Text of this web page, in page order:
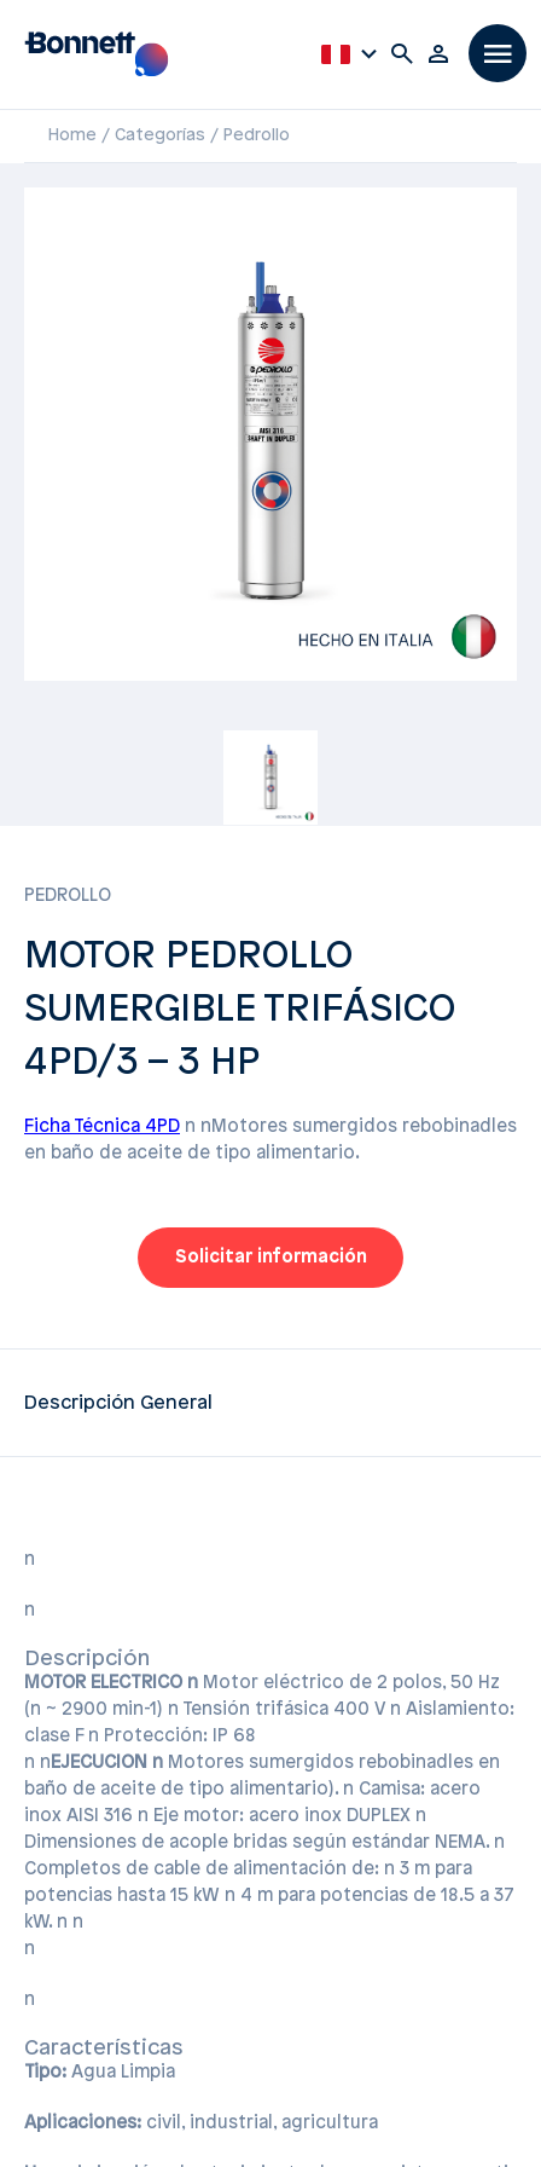
Home Categorías Pedrollo
PEDROLLO
MOTOR PEDROLLO
SUMERGIBLE TRIFÁSICO
4PD/3 – 3 HP
Ficha Técnica 4PD n nMotores sumergidos rebobinadles
en baño de aceite de tipo alimentario.
Solicitar información
Descripción General
n
n
Descripción
MOTOR ELECTRICO n  Motor eléctrico de 2 polos, 50 Hz
(n ~ 2900 min-1) n Tensión trifásica 400 V n Aislamiento:
clase F n Protección: IP 68
n n EJECUCION n  Motores sumergidos rebobinadles en
baño de aceite de tipo alimentario). n Camisa: acero
inox AISI 316 n Eje motor: acero inox DUPLEX n
Dimensiones de acople bridas según estándar NEMA. n
Completos de cable de alimentación de: n 3 m para
potencias hasta 15 kW n 4 m para potencias de 18.5 a 37
kW. n n
n
n
Características
Tipo: Agua Limpia
Aplicaciones: civil, industrial, agricultura